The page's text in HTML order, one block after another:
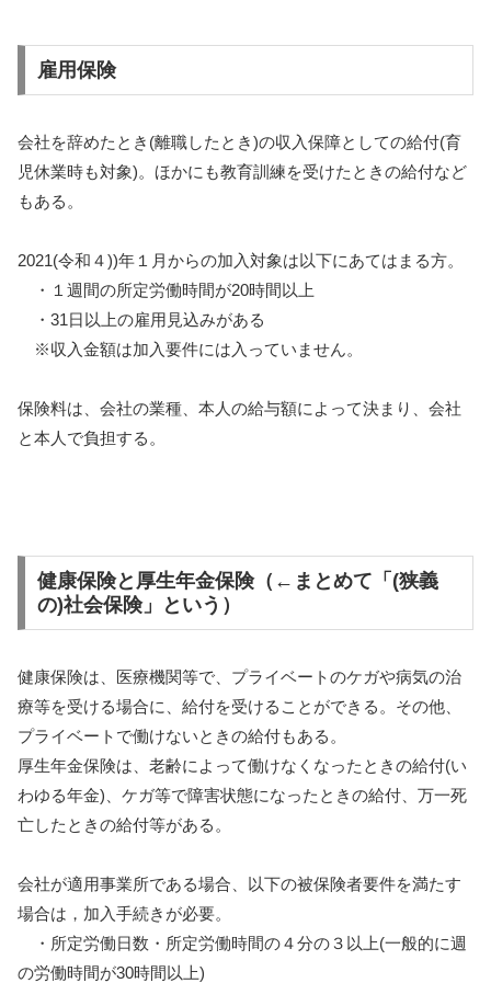
雇用保険
会社を辞めたとき(離職したとき)の収入保障としての給付(育
児休業時も対象)。ほかにも教育訓練を受けたときの給付など
もある。
2021(令和４))年１月からの加入対象は以下にあてはまる方。
・１週間の所定労働時間が20時間以上
・31日以上の雇用見込みがある
※収入金額は加入要件には入っていません。
保険料は、会社の業種、本人の給与額によって決まり、会社
と本人で負担する。
健康保険と厚生年金保険（←まとめて「(狭義
の)社会保険」という）
健康保険は、医療機関等で、プライベートのケガや病気の治
療等を受ける場合に、給付を受けることができる。その他、
プライベートで働けないときの給付もある。
厚生年金保険は、老齢によって働けなくなったときの給付(い
わゆる年金)、ケガ等で障害状態になったときの給付、万一死
亡したときの給付等がある。
会社が適用事業所である場合、以下の被保険者要件を満たす
場合は，加入手続きが必要。
・所定労働日数・所定労働時間の４分の３以上(一般的に週
の労働時間が30時間以上)